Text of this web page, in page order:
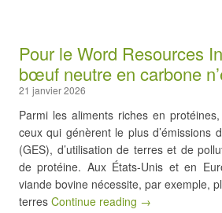
Pour le Word Resources
bœuf neutre en carbone
21 janvier 2026
Parmi les aliments riches en
ceux qui génèrent le plus d’émissions
(GES), d’utilisation de terres et de
de protéine. Aux États-Unis et en
viande bovine nécessite, par exemple,
terres Continue reading →